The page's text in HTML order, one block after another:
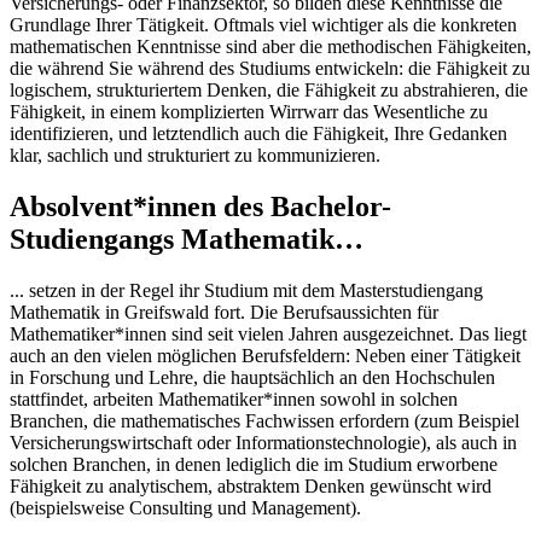
Grundlage Ihrer Tätigkeit. Oftmals viel wichtiger als die konkreten
mathematischen Kenntnisse sind aber die methodischen Fähigkeiten,
die während Sie während des Studiums entwickeln: die Fähigkeit zu
logischem, strukturiertem Denken, die Fähigkeit zu abstrahieren, die
Fähigkeit, in einem komplizierten Wirrwarr das Wesentliche zu
identifizieren, und letztendlich auch die Fähigkeit, Ihre Gedanken
klar, sachlich und strukturiert zu kommunizieren.
Absolvent*innen des Bachelor-
Studiengangs Mathematik…
... setzen in der Regel ihr Studium mit dem Masterstudiengang
Mathematik in Greifswald fort. Die Berufsaussichten für
Mathematiker*innen sind seit vielen Jahren ausgezeichnet. Das liegt
auch an den vielen möglichen Berufsfeldern: Neben einer Tätigkeit
in Forschung und Lehre, die hauptsächlich an den Hochschulen
stattfindet, arbeiten Mathematiker*innen sowohl in solchen
Branchen, die mathematisches Fachwissen erfordern (zum Beispiel
Versicherungswirtschaft oder Informationstechnologie), als auch in
solchen Branchen, in denen lediglich die im Studium erworbene
Fähigkeit zu analytischem, abstraktem Denken gewünscht wird
(beispielsweise Consulting und Management).